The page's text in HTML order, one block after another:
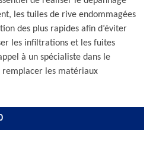
les tuiles de rive endommagées
des plus rapides afin d’éviter
les infiltrations et les fuites
à un spécialiste dans le
les matériaux